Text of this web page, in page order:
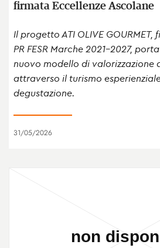
firmata Eccellenze Ascolane
Il progetto ATI OLIVE
PR FESR Marche 2021-2027,
nuovo modello di
attraverso il turismo
degustazione.
31/05/2026